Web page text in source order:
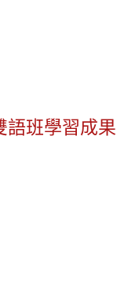
語班學習成果